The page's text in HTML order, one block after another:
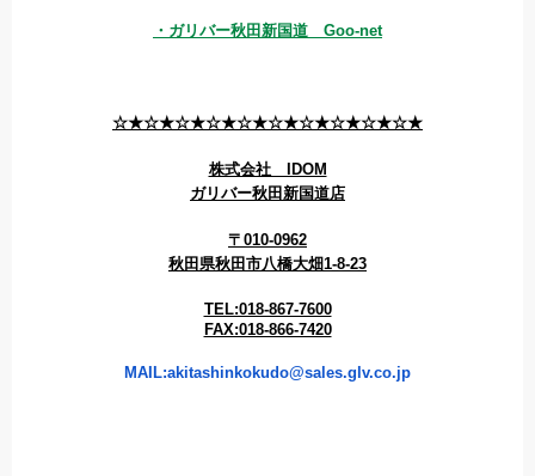
・ガリバー秋田新国道 Goo-net
☆★☆★☆★☆★☆★☆★☆★☆★☆★☆★
株式会社 IDOM
ガリバー秋田新国道店
〒010-0962
秋田県秋田市八橋大畑1-8-23
TEL:018-867-7600
FAX:018-866-7420
MAIL:akitashinkokudo@sales.glv.co.jp